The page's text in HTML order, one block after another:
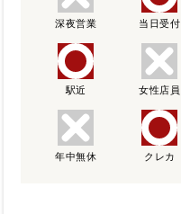
深夜営業 当日受付
駅近 女性店員
年中無休 クレカ